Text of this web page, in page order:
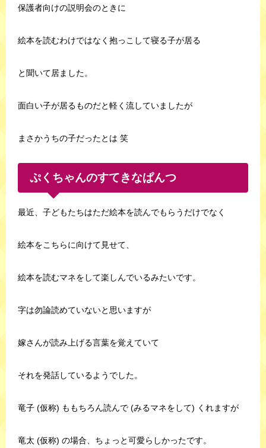
保護者向けの説明会のときに
絵本を読むわけではなく抱っこして寝る子が居る
と聞いて居ました。
面白い子が居るものだと軽く流していましたが
まさかうちの子だったとは 笑
ぷくちゃんのすてきなぱんつ
最近、子どもたちはただ絵本を読んでもらうだけでなく
絵本をこちらに向けて見せて、
絵本を読むマネをして楽しんでいるみたいです。
字は勿論読めていないと思いますが
嫁さんが読み上げる言葉を覚えていて
それを発話しているようでした。
竜子 (仮称) ももちろん読んで (みるマネをして) くれますが
竜太 (仮称) の場合、ちょっと可愛らしかったです。